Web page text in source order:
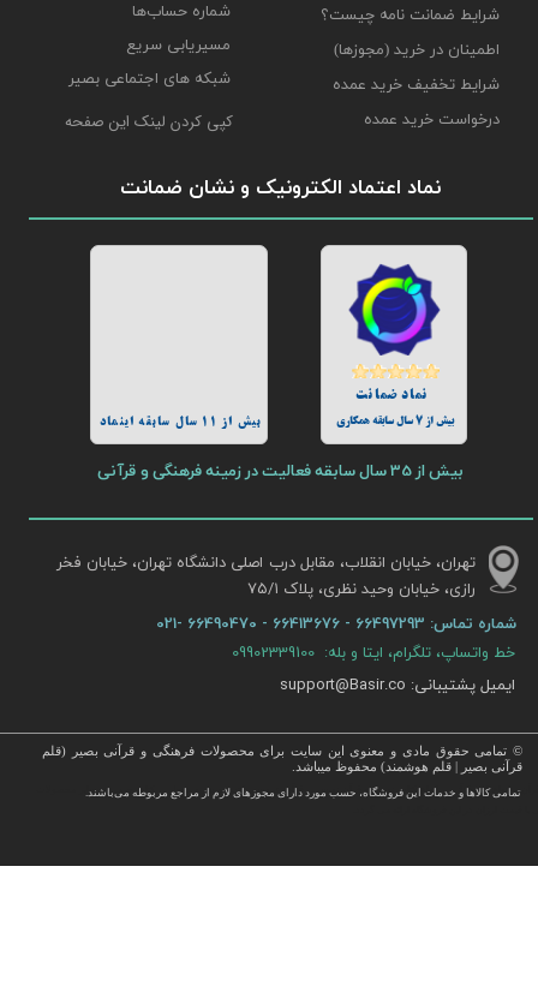
شرایط ضمانت نامه چیست؟
اطمینان در خرید (مجوزها)
شرایط تخفیف خرید عمده
درخواست خرید عمده
© تمامی حقوق مادی و معنوی این سایت برای محصولات فرهنگی و قرآنی بصیر (قلم
قرآنی بصیر | قلم هوشمند) محفوظ میباشد.
تمامی كالاها و خدمات این فروشگاه، حسب مورد دارای مجوزهای لازم از مراجع مربوطه می‌باشند.
، انواع قلم قرآنی ، انواع کتاب نفیس و قرآن نفیس , قرآن عروس , کتب نفیس و معطر , کتاب چرمی و سایر محصولات
نماد اعتماد الکترونیک و نشان ضمانت
بیش از 11 سال سابقه اینماد
بیش از 35 سال سابقه فعالیت در زمینه فرهنگی و قرآنی
بیش از 7 سال سابقه همکاری
شماره حساب‌ها
مسیریابی سریع
شبکه های اجتماعی بصیر
تهران، خیابان انقلاب، مقابل درب اصلی دانشگاه تهران، خیابان فخر
رازی، خیابان وحید نظری، پلاک ۷۵/۱​​​​​​​
شماره تماس:
خط واتساپ، تلگرام، ایتا و بله: 09902339100
ایمیل پشتیبانی: support@Basir.co
کپی کردن لینک این صفحه